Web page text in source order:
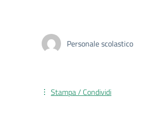
Personale scolastico
Stampa / Condividi